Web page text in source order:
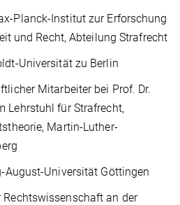
Planck-Institut zur Erforschung
und Recht, Abteilung Strafrecht
Universität zu Berlin
Mitarbeiter bei Prof. Dr.
Lehrstuhl für Strafrecht,
Martin-Luther-
August-Universität Göttingen
Rechtswissenschaft an der